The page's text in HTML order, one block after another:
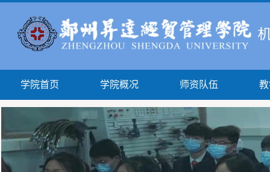
学院首页 学院概况 师资队伍